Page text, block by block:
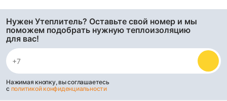
Нужен Утеплитель? Оставьте свой номер и мы
поможем подобрать нужную теплоизоляцию
для вас!
Нажимая кнопку, вы соглашаетесь
с политикой конфиденциальности